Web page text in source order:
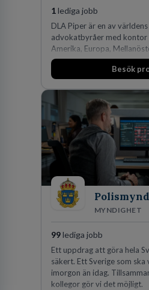
1lediga jobb
DLA Piper är en av
advokatbyråer med kontor
Amerika, Europa,
och Oceanien. Vi är
affärsjuridikens alla
fler än 450 jurister på fem
Köpenhamn, Århus, Oslo
på DLA Piper erbjuda våra
effektiv och
expertis. På vårt kontor i
vi idag drygt 240
Besök
MYNDIGHET
99lediga jobb
Ett uppdrag att göra hela
säkert. Ett Sverige som
imorgon än idag.
kollegor gör vi det möjligt.